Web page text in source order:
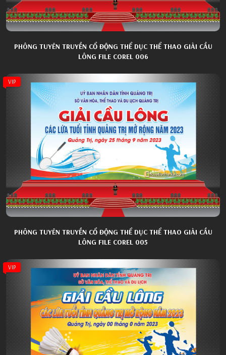
PHÔNG TUYÊN TRUYỀN CỔ ĐỘNG THỂ DỤC THỂ THAO GIẢI CẦU
LÔNG FILE COREL 006
VIP
PHÔNG TUYÊN TRUYỀN CỔ ĐỘNG THỂ DỤC THỂ THAO GIẢI CẦU
LÔNG FILE COREL 005
VIP